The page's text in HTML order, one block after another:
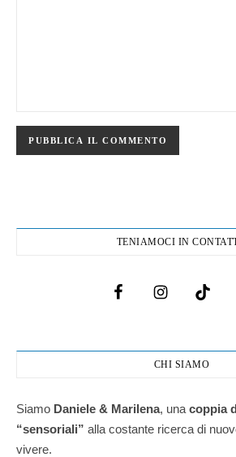
TENIAMOCI IN
CHI SIAMO
Siamo Daniele & Marilena, una coppia
“sensoriali” alla costante ricerca di
vivere.